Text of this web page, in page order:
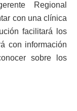
Regional
con una clínica
facilitará los
con información
sobre los